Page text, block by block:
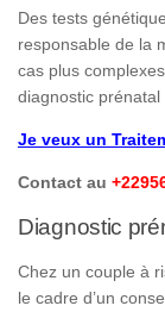
Des tests
responsable de la
cas plus
diagnostic prénatal
Je veux un
Contact au
Diagnostic
Chez un couple à
le cadre d’un